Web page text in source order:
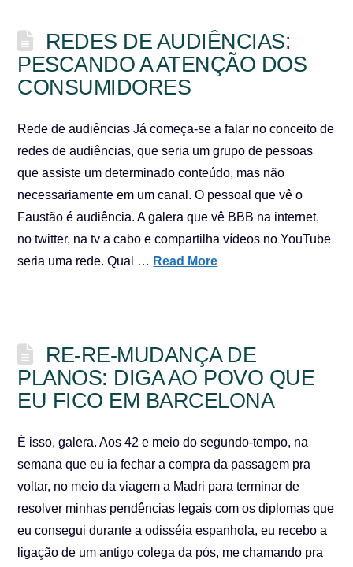
REDES DE AUDIÊNCIAS:
PESCANDO A ATENÇÃO DOS
CONSUMIDORES
Rede de audiências Já começa-se a falar no conceito de
redes de audiências, que seria um grupo de pessoas
que assiste um determinado conteúdo, mas não
necessariamente em um canal. O pessoal que vê o
Faustão é audiência. A galera que vê BBB na internet,
no twitter, na tv a cabo e compartilha vídeos no YouTube
seria uma rede. Qual … Read More
RE-RE-MUDANÇA DE
PLANOS: DIGA AO POVO QUE
EU FICO EM BARCELONA
É isso, galera. Aos 42 e meio do segundo-tempo, na
semana que eu ia fechar a compra da passagem pra
voltar, no meio da viagem a Madri para terminar de
resolver minhas pendências legais com os diplomas que
eu consegui durante a odisséia espanhola, eu recebo a
ligação de um antigo colega da pós, me chamando pra